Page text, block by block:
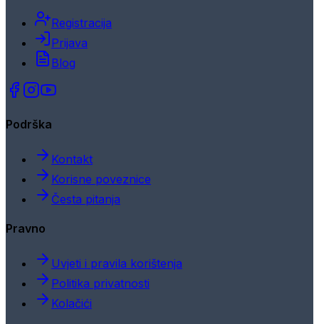
Registracija
Prijava
Blog
Podrška
Kontakt
Korisne poveznice
Česta pitanja
Pravno
Uvjeti i pravila korištenja
Politika privatnosti
Kolačići